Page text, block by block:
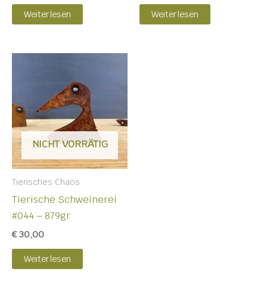
Weiterlesen Weiterlesen
NICHT VORRÄTIG
Tierisches Chaos
Tierische Schweinerei
#044 – 879gr
€30,00
Weiterlesen